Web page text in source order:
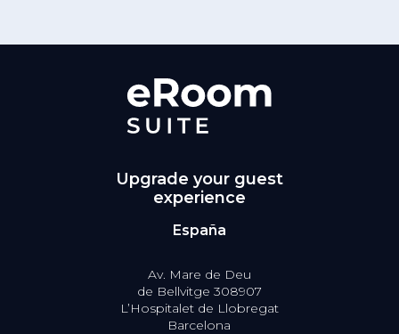
Upgrade your guest
experience
España
Av. Mare de Deu
de Bellvitge 308907
L’Hospitalet de Llobregat
Barcelona